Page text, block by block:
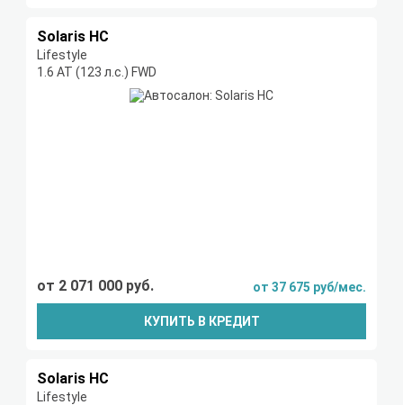
Solaris HC
Lifestyle
1.6 AT (123 л.с.) FWD
от 2 071 000 руб. от 37 675 руб/мес.
КУПИТЬ В КРЕДИТ
Solaris HC
Lifestyle